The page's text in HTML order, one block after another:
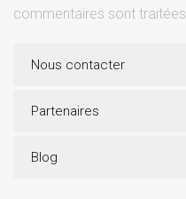
commentaires sont traitées
Nous contacter
Partenaires
Blog